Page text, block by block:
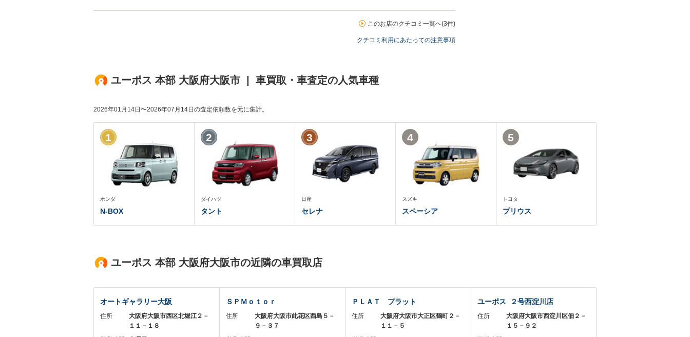
このお店のクチコミ一覧へ(3件)
クチコミ利用にあたっての注意事項
ユーポス 本部 大阪府大阪市 | 車買取・車査定の人気車種
2026年01月14日〜2026年07月14日の査定依頼数を元に集計。
ホンダ
N-BOX
1
ダイハツ
タント
2
日産
セレナ
3
スズキ
スペーシア
4
トヨタ
プリウス
5
ユーポス 本部 大阪府大阪市の近隣の車買取店
オートギャラリー大阪
住所
大阪府大阪市西区北堀江２－
１１－１８
ＳＰＭｏｔｏｒ
住所
大阪府大阪市此花区酉島５－
９－３７
ＰＬＡＴ プラット
住所
大阪府大阪市大正区鶴町２－
１１－５
ユーポス ２号西淀川店
住所
大阪府大阪市西淀川区佃２－
１５－９２